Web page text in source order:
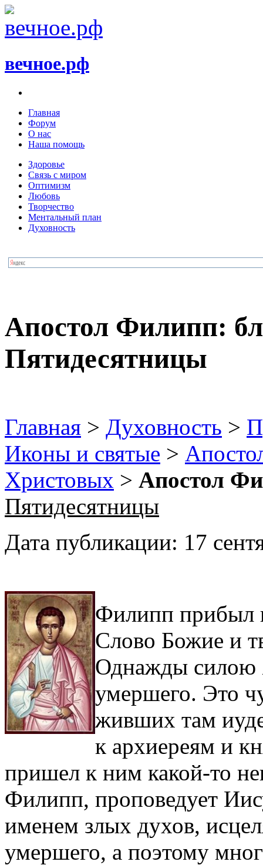
вечное.рф
Главная
Форум
О нас
Наша помощь
Здоровье
Связь с миром
Оптимизм
Любовь
Творчество
Ментальный план
Духовность
Апостол Филипп:
Пятидесятницы
Главная > Духовность >
Иконы и святые >
Христовых > Апостол
Пятидесятницы
Дата публикации: 17
Филипп прибыл
Слово Божие и
Однажды силою
умершего. Это
живших там
к архиереям и
пришел к ним какой-то
Филипп, проповедует
именем злых духов,
умершего, а поэтому